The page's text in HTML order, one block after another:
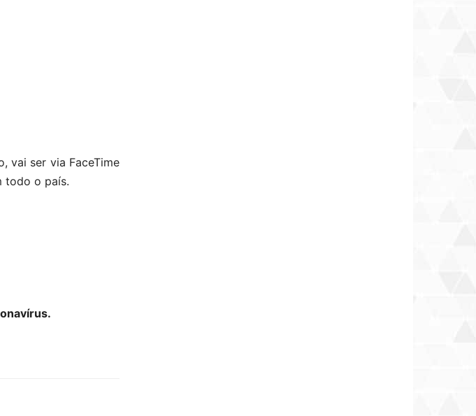
vai ser via FaceTime
todo o país.